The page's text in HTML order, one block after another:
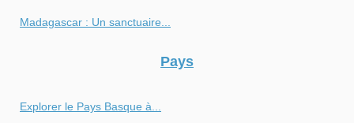
Madagascar : Un sanctuaire...
Pays
Explorer le Pays Basque à...